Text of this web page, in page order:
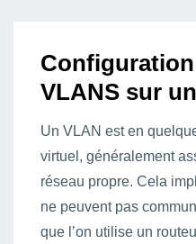
VLANS sur
Un VLAN est en
virtuel, généralement
réseau propre. Cela
ne peuvent pas
que l’on utilise un